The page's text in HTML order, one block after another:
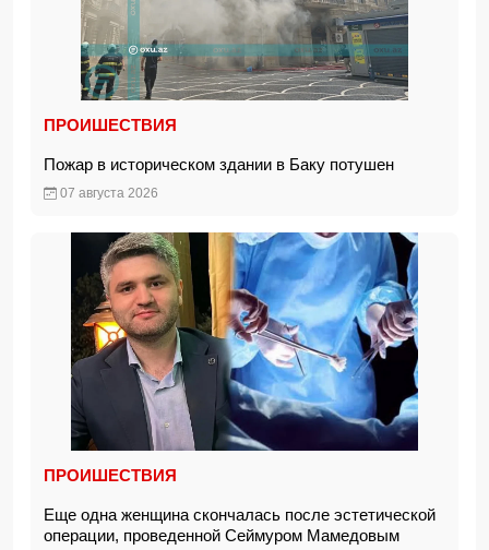
ПРОИШЕСТВИЯ
Пожар в историческом здании в Баку потушен
07 августа 2026
ПРОИШЕСТВИЯ
Еще одна женщина скончалась после эстетической
операции, проведенной Сеймуром Мамедовым